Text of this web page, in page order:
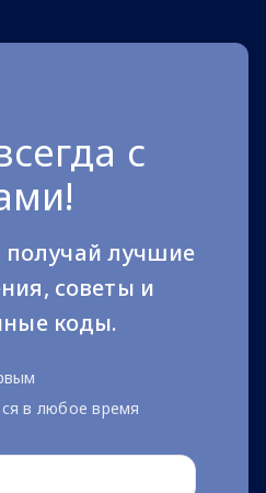
с
лучшие
советы и
коды.
в любое время